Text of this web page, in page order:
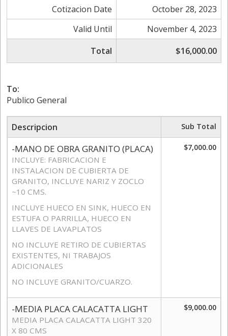
Cotizacion Date
October 28, 2023
Valid Until
November 4, 2023
Total
$16,000.00
To:
Publico General
Descripcion Sub Total
-MANO DE OBRA GRANITO (PLACA)
INCLUYE: FABRICACION E
INSTALACION DE CUBIERTA DE
GRANITO, INCLUYE NARIZ Y ZOCLO
~10 CMS.
INCLUYE HUECO EN SINK, HUECO EN
ESTUFA O PARRILLA, HUECO EN
LLAVES DE LAVAPLATOS
NO INCLUYE RETIRO DE CUBIERTAS
EXISTENTES, NI TRABAJOS
ADICIONALES
NO INCLUYE GRANITO/CUARZO.
$7,000.00
-MEDIA PLACA CALACATTA LIGHT
MEDIA PLACA CALACATTA LIGHT 320
X 80 CMS
$9,000.00